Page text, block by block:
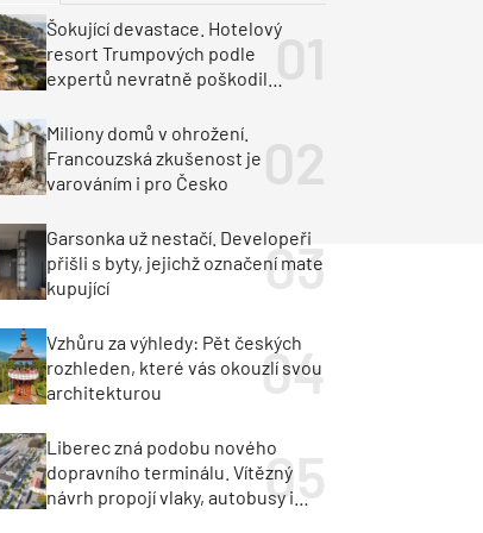
stavby
Šokující devastace. Hotelový
resort Trumpových podle
expertů nevratně poškodil
Miliony domů v ohrožení.
Francouzská zkušenost je
varováním i pro Česko
Garsonka už nestačí. Developeři
přišli s byty, jejichž označení mate
kupující
Vzhůru za výhledy: Pět českých
rozhleden, které vás okouzlí svou
architekturou
Liberec zná podobu nového
dopravního terminálu. Vítězný
návrh propojí vlaky, autobusy i